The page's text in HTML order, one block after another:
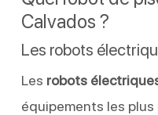
Calvados ?
Les robots
Les robots
équipements les